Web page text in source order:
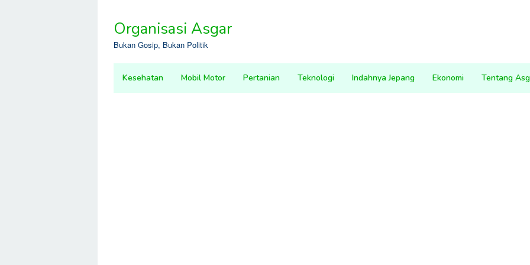
contentOrganisasi Asgar
Bukan Gosip, Bukan Politik
Kesehatan Mobil Motor Pertanian Teknologi Indahnya Jepang Ekonomi Tentang